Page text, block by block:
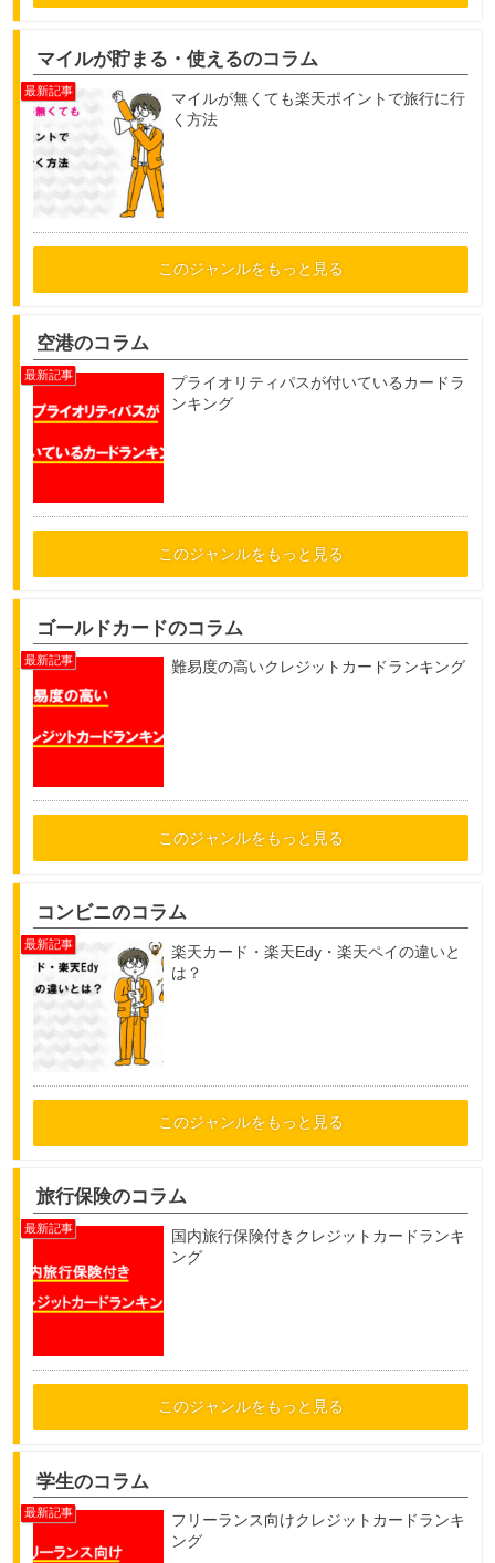
マイルが貯まる・使えるのコラム
マイルが無くても楽天ポイントで旅行に行
く方法
このジャンルをもっと見る
空港のコラム
プライオリティパスが付いているカードラ
ンキング
このジャンルをもっと見る
ゴールドカードのコラム
難易度の高いクレジットカードランキング
このジャンルをもっと見る
コンビニのコラム
楽天カード・楽天Edy・楽天ペイの違いと
は？
このジャンルをもっと見る
旅行保険のコラム
国内旅行保険付きクレジットカードランキ
ング
このジャンルをもっと見る
学生のコラム
フリーランス向けクレジットカードランキ
ング